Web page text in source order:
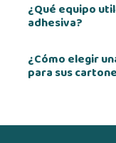
¿Qué equipo
adhesiva?
¿Cómo elegir
para sus